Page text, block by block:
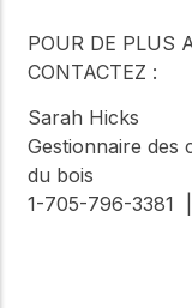
POUR DE PLUS
CONTACTEZ :
Sarah Hicks
Gestionnaire des
du bois
1-705-796-3381 |